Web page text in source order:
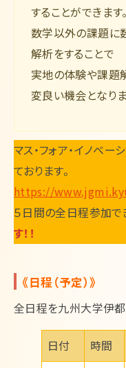
することができます。
数学以外の課題に
解析をすることで
実地の体験や課題
変良い機会となりま
マス・フォア・イノベ
ております。
https://
５日間の全日程参加で
す！！
《日程（予定）》
全日程を九州大学伊
日付 時間